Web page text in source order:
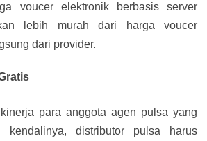
voucer elektronik berbasis server
lebih murah dari harga voucer
dari provider.
para anggota agen pulsa yang
kendalinya, distributor pulsa harus